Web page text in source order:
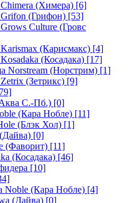
(Химера) [6]
(Грифон) [53]
Culture (Гровс
(Карисмакс) [4]
(Косадака) [17]
Norstream (Норстрим) [1]
(Зетрикс) [9]
С.-Пб.) [0]
(Кара Нобле) [11]
(Блэк Хол) [1]
[0]
(Фаворит) [11]
(Косадака) [46]
[10]
Noble (Кара Нобле) [4]
(Дайва) [0]